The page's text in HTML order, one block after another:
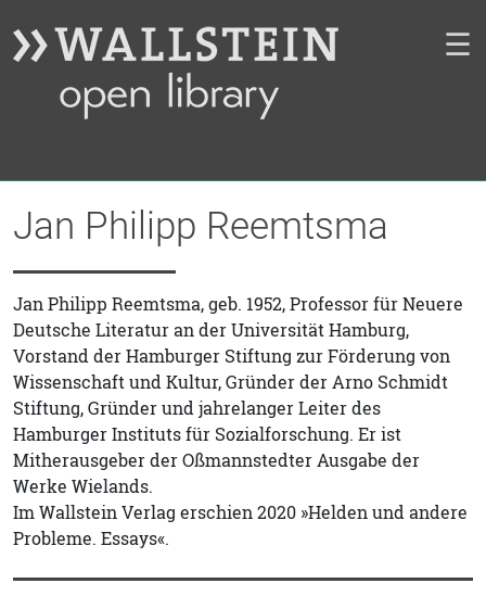
☰
Jan Philipp Reemtsma
Jan Philipp Reemtsma, geb. 1952, Professor für Neuere
Deutsche Literatur an der Universität Hamburg,
Vorstand der Hamburger Stiftung zur Förderung von
Wissenschaft und Kultur, Gründer der Arno Schmidt
Stiftung, Gründer und jahrelanger Leiter des
Hamburger Instituts für Sozialforschung. Er ist
Mitherausgeber der Oßmannstedter Ausgabe der
Werke Wielands.
Im Wallstein Verlag erschien 2020 »Helden und andere
Probleme. Essays«.